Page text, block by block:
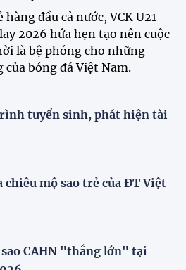
rạng rỡ trở về sau chiến
vé trực tiếp trận Việt Nam –
Nam